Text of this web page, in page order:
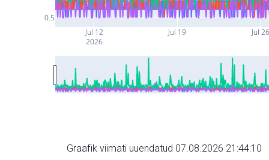
Jul 12
2026
Jul 19 Jul
0.5
Graafik viimati uuendatud 07.08.2026 21:44:10